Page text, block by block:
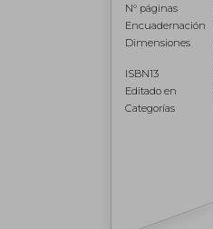
N° páginas
Encuadernación
Dimensiones
ISBN13
Editado en
Categorías